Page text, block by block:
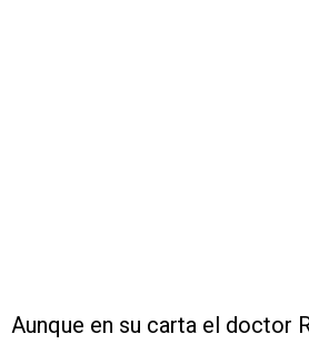
Aunque en su carta el doctor